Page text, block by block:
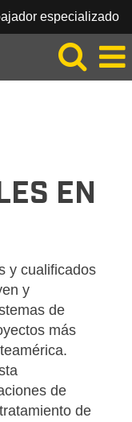
especializado
EN
y cualificados
y
de
más
de
de